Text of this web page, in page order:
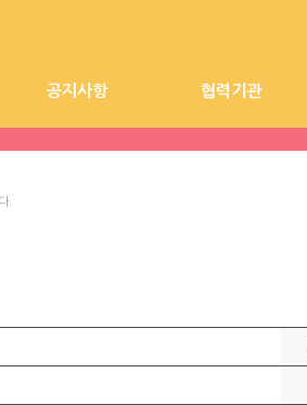
찾아오시는길
가은노인복지센터
공지사항
요양원 공지사항 센터 공지사항
협력기관
협력기관
.